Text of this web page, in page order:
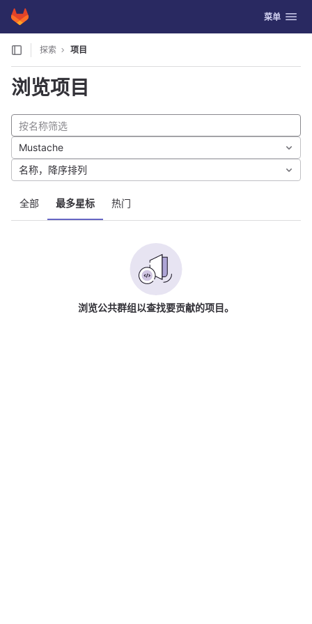
Skip to content
GitLab 切换导航
菜单
探索 项目
浏览项目
全部 最多星标 热门
Mustache
名称，降序排列
浏览公共群组以查找要贡献的项目。